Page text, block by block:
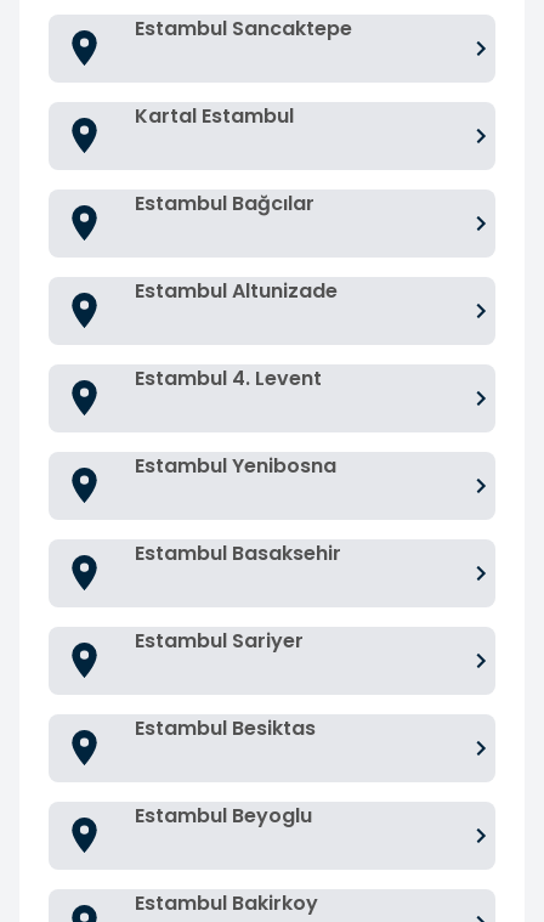
Estambul Sancaktepe
Kartal Estambul
Estambul Bağcılar
Estambul Altunizade
Estambul 4. Levent
Estambul Yenibosna
Estambul Basaksehir
Estambul Sariyer
Estambul Besiktas
Estambul Beyoglu
Estambul Bakirkoy